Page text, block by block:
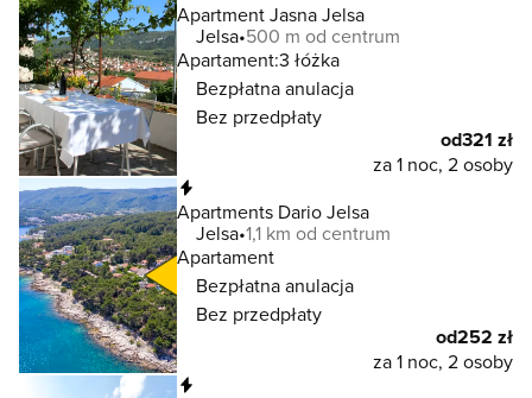
Apartment Jasna Jelsa
Jelsa 500 m od centrum
Apartament:3 łóżka
Bezpłatna anulacja
Bez przedpłaty
od321 zł
za 1 noc, 2 osoby
Apartments Dario Jelsa
Jelsa 1,1 km od centrum
Apartament
Bezpłatna anulacja
Bez przedpłaty
od252 zł
za 1 noc, 2 osoby